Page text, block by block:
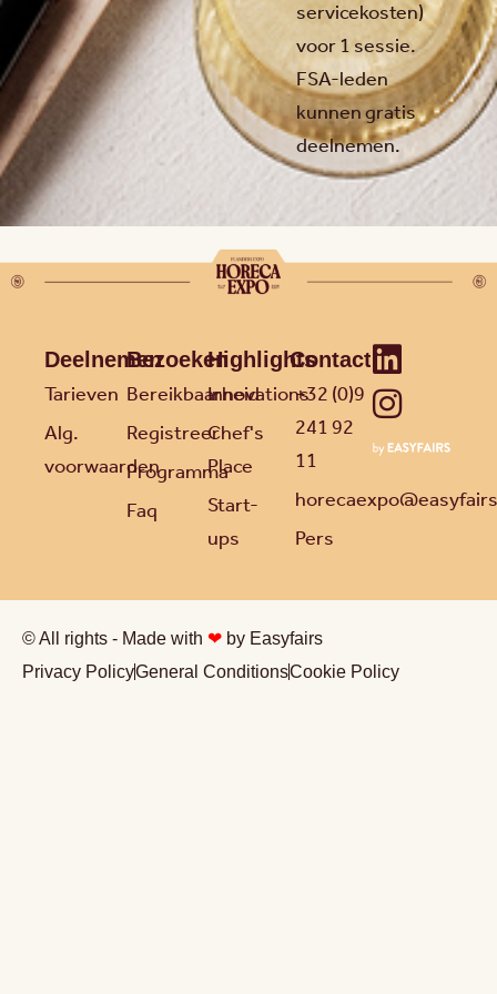
servicekosten)
voor 1 sessie.
FSA-leden
kunnen gratis
deelnemen.
Deelnemen
Tarieven
Alg.
voorwaarden
Bezoeken
Bereikbaarheid
Registreer
Programma
Faq
Highlights
Innovations
Chef's
Place
Start-
ups
Contact
+32 (0)9
241 92
11
Pers
© All rights - Made with ❤ by Easyfairs
Privacy PolicyGeneral ConditionsCookie Policy